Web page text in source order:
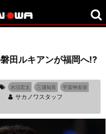
田ルキアンが福岡へ!?
水沼宏太 三浦知良
宇賀神友弥
サカノワスタッフ